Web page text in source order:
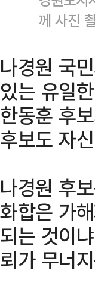
께 사진
나경원 국
있는 유일
한동훈 후
후보도 자
나경원 후
화합은 가
되는 것이
뢰가 무너